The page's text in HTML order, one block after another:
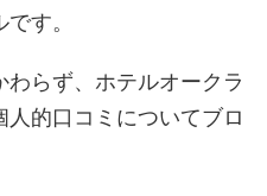
す。
らず、ホテルオークラ
的口コミについてブロ